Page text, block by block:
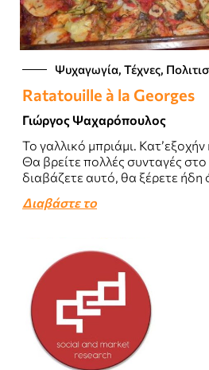
Ψυχαγωγία, Τέχνες,
Ratatouille à la Georges
Γιώργος Ψαχαρόπουλος
Το γαλλικό μπριάμι.
Θα βρείτε πολλές συνταγές στο
διαβάζετε αυτό, θα ξέρετε ήδη
Διαβάστε το